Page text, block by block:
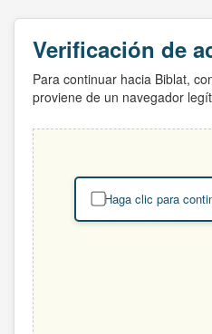
Verificación de
Para continuar hacia Biblat,
proviene de un navegador
Haga clic para